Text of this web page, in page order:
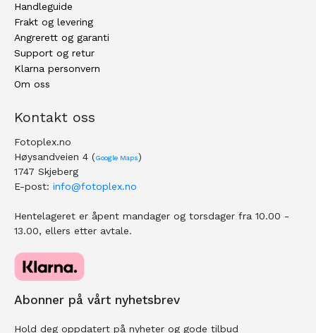
Handleguide
Frakt og levering
Angrerett og garanti
Support og retur
Klarna personvern
Om oss
Kontakt oss
Fotoplex.no
Høysandveien 4 (Google Maps)
1747 Skjeberg
E-post: info@fotoplex.no
Hentelageret er åpent mandager og torsdager fra 10.00 -
13.00, ellers etter avtale.
Abonner på vårt nyhetsbrev
Hold deg oppdatert på nyheter og gode tilbud